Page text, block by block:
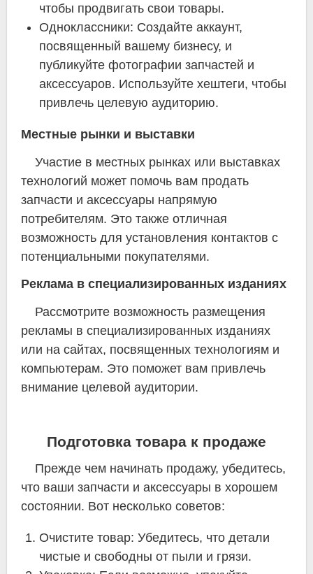
чтобы продвигать свои товары.
Одноклассники: Создайте аккаунт,
посвященный вашему бизнесу, и
публикуйте фотографии запчастей и
аксессуаров. Используйте хештеги, чтобы
привлечь целевую аудиторию.
Местные рынки и выставки
Участие в местных рынках или выставках
технологий может помочь вам продать
запчасти и аксессуары напрямую
потребителям. Это также отличная
возможность для установления контактов с
потенциальными покупателями.
Реклама в специализированных изданиях
Рассмотрите возможность размещения
рекламы в специализированных изданиях
или на сайтах, посвященных технологиям и
компьютерам. Это поможет вам привлечь
внимание целевой аудитории.
Подготовка товара к продаже
Прежде чем начинать продажу, убедитесь,
что ваши запчасти и аксессуары в хорошем
состоянии. Вот несколько советов:
Очистите товар: Убедитесь, что детали
чистые и свободны от пыли и грязи.